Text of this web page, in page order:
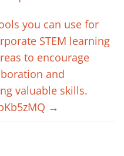
you can use for
STEM learning
to encourage
and
valuable skills.
→